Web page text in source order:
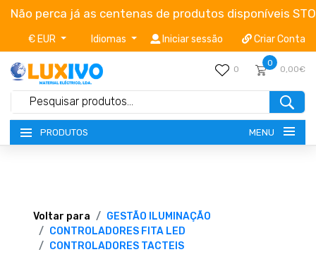
Não perca já as centenas de produtos disponíveis
€ EUR Idiomas Iniciar sessão Criar Conta
0
0
0,00€
PRODUTOS MENU
TERMOS E CONDIÇÕES
CATÁLOGOS
Voltar para
GESTÃO ILUMINAÇÃO
CONTROLADORES FITA LED
CONTROLADORES TACTEIS